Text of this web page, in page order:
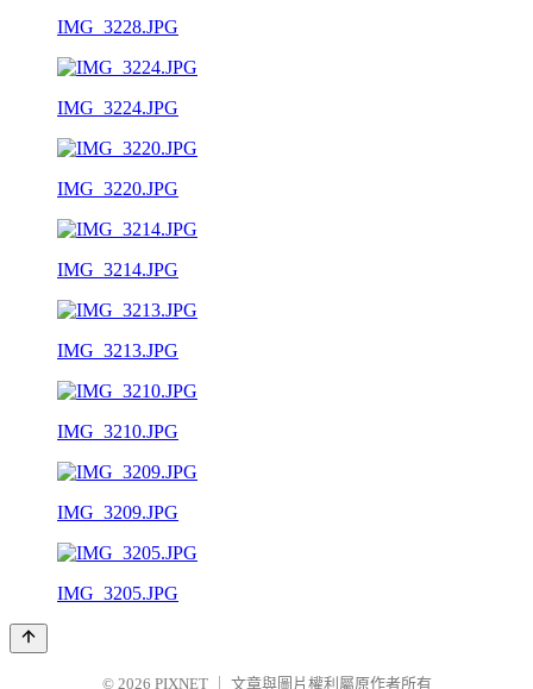
IMG_3228.JPG
IMG_3224.JPG
IMG_3220.JPG
IMG_3214.JPG
IMG_3213.JPG
IMG_3210.JPG
IMG_3209.JPG
IMG_3205.JPG
© 2026 PIXNET 文章與圖片權利屬原作者所有